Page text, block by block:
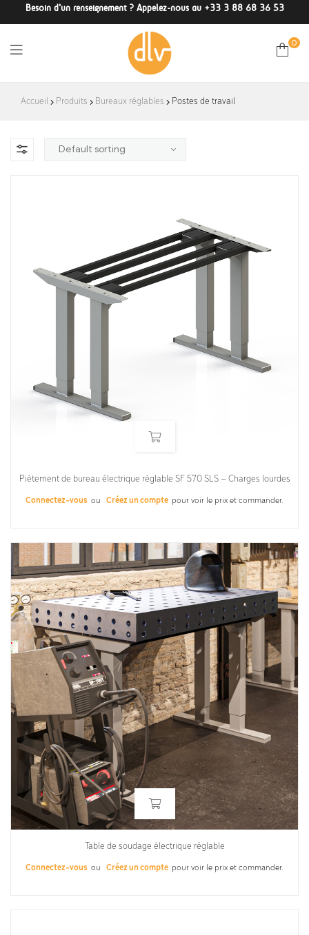
Besoin d'un renseignement ? Appelez-nous au +33 3 88 68 36 53
DLV-
0
Accueil Produits Bureaux réglables Postes de travail
Piétement de bureau électrique réglable SF 570 SLS – Charges lourdes
Connectez-vous ou Créez un compte pour voir le prix et commander.
Table de soudage électrique réglable
Connectez-vous ou Créez un compte pour voir le prix et commander.